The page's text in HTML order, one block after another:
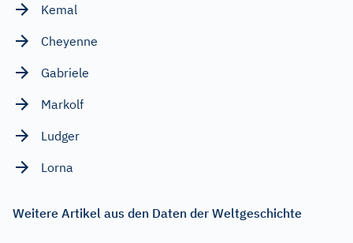
Kemal
Cheyenne
Gabriele
Markolf
Ludger
Lorna
Weitere Artikel aus den Daten der Weltgeschichte